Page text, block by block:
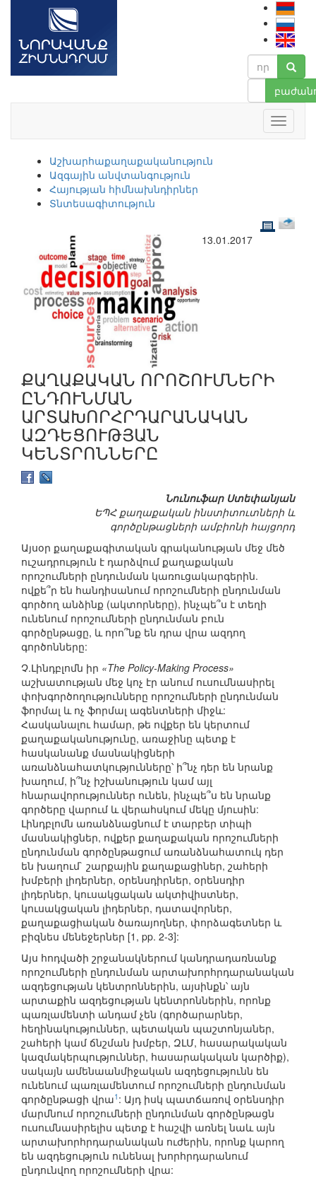
Աշխարհաքաղաքականություն
Ազգային անվտանգություն
Հայության հիմնախնդիրներ
Տնտեսագիտություն
13.01.2017
ՔԱՂԱՔԱԿԱՆ ՈՐՈՇՈՒՄՆԵՐԻ
ԸՆԴՈՒՆՄԱՆ
ԱՐՏԱԽՈՐՀՐԴԱՐԱՆԱԿԱՆ
ԱԶԴԵՑՈՒԹՅԱՆ
ԿԵՆՏՐՈՆՆԵՐԸ
Նունուֆար Ստեփանյան
ԵՊՀ քաղաքական ինստիտուտների և
գործընթացների ամբիոնի հայցորդ
Այսօր քաղաքագիտական գրականության մեջ մեծ
ուշադրություն է դարձվում քաղաքական
որոշումների ընդունման կառուցակարգերին.
ովքե՞ր են հանդիսանում որոշումների ընդունման
գործող անձինք (ակտորները), ինչպե՞ս է տեղի
ունենում որոշումների ընդունման բուն
գործընթացը, և որո՞նք են դրա վրա ազդող
գործոնները:
Չ.Լինդբլոմն իր «The Policy-Making Process»
աշխատության մեջ կոչ էր անում ուսումնասիրել
փոխգործողությունները որոշումների ընդունման
ֆորմալ և ոչ ֆորմալ ագենտների միջև:
Հասկանալու համար, թե ովքեր են կերտում
քաղաքականությունը, առաջինը պետք է
հասկանանք մասնակիցների
առանձնահատկությունները՝ ի՞նչ դեր են նրանք
խաղում, ի՞նչ իշխանություն կամ այլ
հնարավորություններ ունեն, ինչպե՞ս են նրանք
գործերը վարում և վերահսկում մեկը մյուսին:
Լինդբլոմն առանձնացնում է տարբեր տիպի
մասնակիցներ, ովքեր քաղաքական որոշումների
ընդունման գործընթացում առանձնահատուկ դեր
են խաղում` շարքային քաղաքացիներ, շահերի
խմբերի լիդերներ, օրենսդիրներ, օրենսդիր
լիդերներ, կուսակցական ակտիվիստներ,
կուսակցական լիդերներ, դատավորներ,
քաղաքացիական ծառայողներ, փորձագետներ և
բիզնես մենեջերներ [1, pp. 2-3]:
Այս հոդվածի շրջանակներում կանդրադառնանք
որոշումների ընդունման արտախորհրդարանական
ազդեցության կենտրոններին, այսինքն՝ այն
արտաքին ազդեցության կենտրոններին, որոնք
պառլամենտի անդամ չեն (գործարարներ,
հեղինակություններ, պետական պաշտոնյաներ,
շահերի կամ ճնշման խմբեր, ԶԼՄ, հասարակական
կազմակերպություններ, հասարակական կարծիք),
սակայն ամենաանմիջական ազդեցությունն են
ունենում պառլամենտում որոշումների ընդունման
գործընթացի վրա1 : Այդ իսկ պատճառով օրենսդիր
մարմնում որոշումների ընդունման գործընթացն
ուսումնասիրելիս պետք է հաշվի առնել նաև այն
արտախորհրդարանական ուժերին, որոնք կարող
են ազդեցություն ունենալ խորհրդարանում
ընդունվող որոշումների վրա: